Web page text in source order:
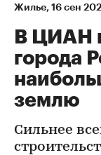
Жилье⁠, 16 сен
В ЦИАН
города
землю
Сильнее